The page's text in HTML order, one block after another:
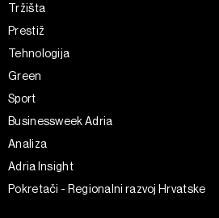
Tržišta
Prestiž
Tehnologija
Green
Sport
Businessweek Adria
Analiza
Adria Insight
Pokretači - Regionalni razvoj Hrvatske